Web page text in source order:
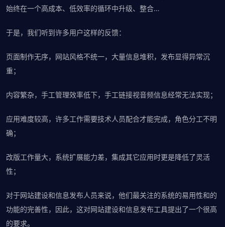
始终在一个高成本、低效率的循环中升级、整合…
于是，我们听到许多用户这样的反馈：
页面制作无序，网站风格不统一，大量信息堆积，发布显得异常沉
重；
内容繁杂，手工管理效率低下，手工链接视音频信息经常无法实现；
应用难度较高，许多工作需要技术人员配合才能完成，角色分工不明
确；
改版工作量大，系统扩展能力差，集成其它应用时更是降低了灵活
性；
对于网站建设和信息发布人员来说，他们最关注的系统的易用性和的
功能的完善性，因此，这对网站建设和信息发布工具提出了一个很高
的要求。